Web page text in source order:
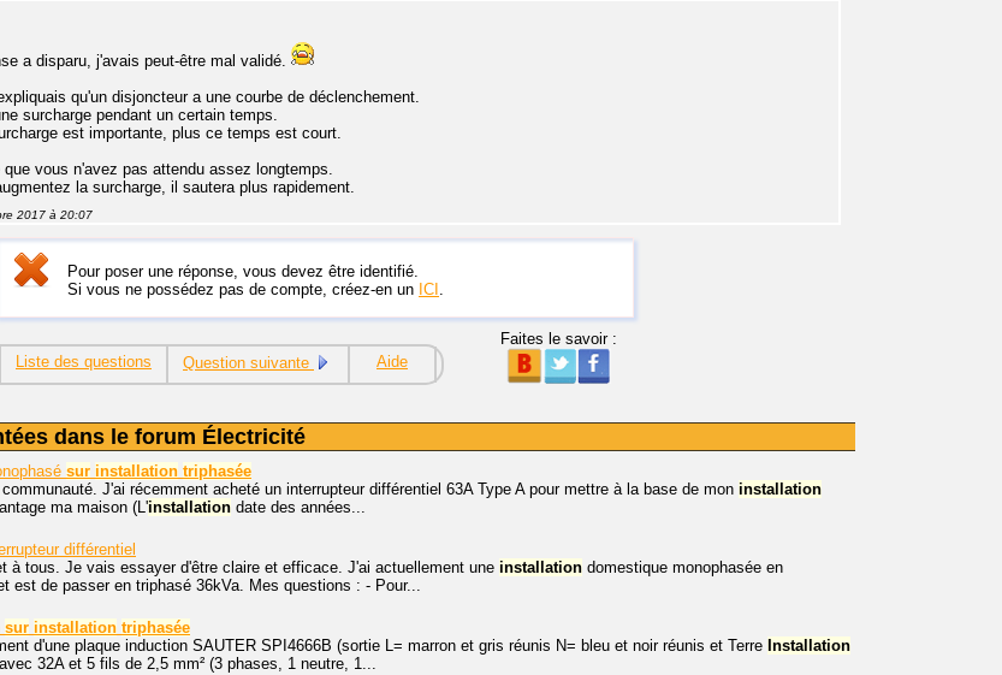
a disparu, j'avais peut-être mal validé.
qu'un disjoncteur a une courbe de déclenchement.
surcharge pendant un certain temps.
est importante, plus ce temps est court.
que vous n'avez pas attendu assez longtemps.
la surcharge, il sautera plus rapidement.
2017 à 20:07
Pour poser une réponse, vous devez être identifié.
Si vous ne possédez pas de compte, créez-en un ICI .
Liste des questions Question suivante Aide
Faites le savoir :
dans le forum Électricité
sur installation triphasée
J'ai récemment acheté un interrupteur différentiel 63A Type A pour mettre à la base de mon installation
ma maison (L'installation date des années...
différentiel
à tous. Je vais essayer d'être claire et efficace. J'ai actuellement une installation domestique monophasée en
est de passer en triphasé 36kVa. Mes questions : - Pour...
sur installation triphasée
d'une plaque induction SAUTER SPI4666B (sortie L= marron et gris réunis N= bleu et noir réunis et Terre Installation
32A et 5 fils de 2,5 mm² (3 phases, 1 neutre, 1...